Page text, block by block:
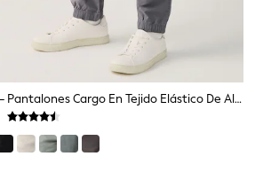
Azul - Pantalones Cargo En Tejido Elástico De Algodón